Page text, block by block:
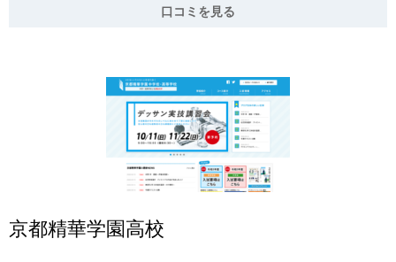
口コミを見る
京都精華学園高校